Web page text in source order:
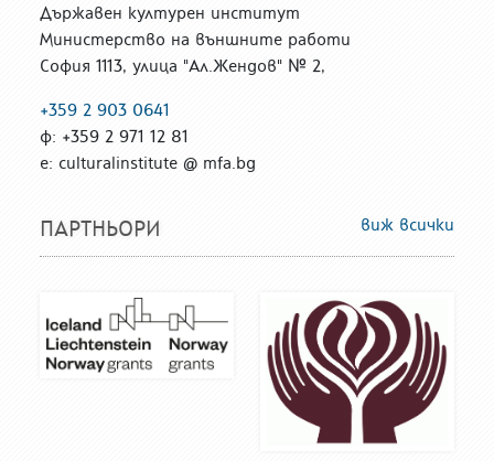
Държавен културен институт
Министерство на външните работи
София 1113, улица "Ал.Жендов" № 2,
+359 2 903 0641
ф: +359 2 971 12 81
е: culturalinstitute @ mfa.bg
ПАРТНЬОРИ виж всички